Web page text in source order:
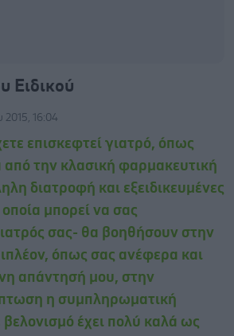
Ειδικού
2015, 16:04
επισκεφτεί γιατρό, όπως
την κλασική φαρμακευτική
διατροφή και εξειδικευμένες
μπορεί να σας
σας- θα βοηθήσουν στην
όπως σας ανέφερα και
απάντησή μου, στην
η συμπληρωματική
έχει πολύ καλά ως